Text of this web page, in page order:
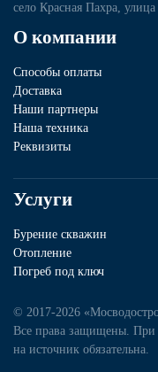
О компании
Способы оплаты
Доставка
Наши партнеры
Наша техника
Реквизиты
Услуги
Бурение скважин
Отопление
Погреб под ключ
село Красная Пахра,
© 2017-2026
Все права защищены. При
на источник обязательна.